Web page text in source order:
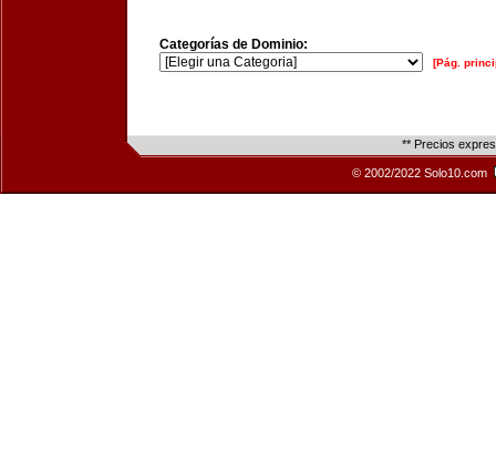
Categorías de Dominio:
[Pág.
** Precios
© 2002/2022 Solo10.com